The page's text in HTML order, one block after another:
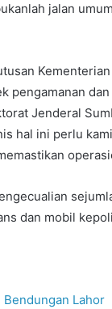
jalan
pengamanan
Jenderal
hal ini perlu
dan mobil
Lahor